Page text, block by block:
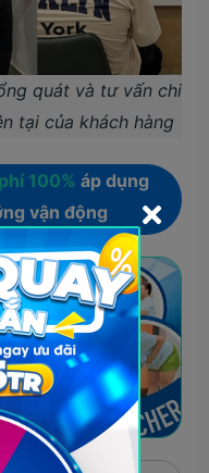
quát và tư vấn chi
tại của khách hàng
100% áp dụng
vận động